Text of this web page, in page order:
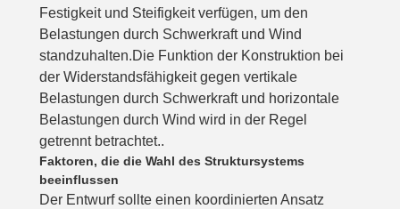
Festigkeit und Steifigkeit verfügen, um den
Belastungen durch Schwerkraft und Wind
standzuhalten.Die Funktion der Konstruktion bei
der Widerstandsfähigkeit gegen vertikale
Belastungen durch Schwerkraft und horizontale
Belastungen durch Wind wird in der Regel
getrennt betrachtet..
Faktoren, die die Wahl des Struktursystems
beeinflussen
Der Entwurf sollte einen koordinierten Ansatz